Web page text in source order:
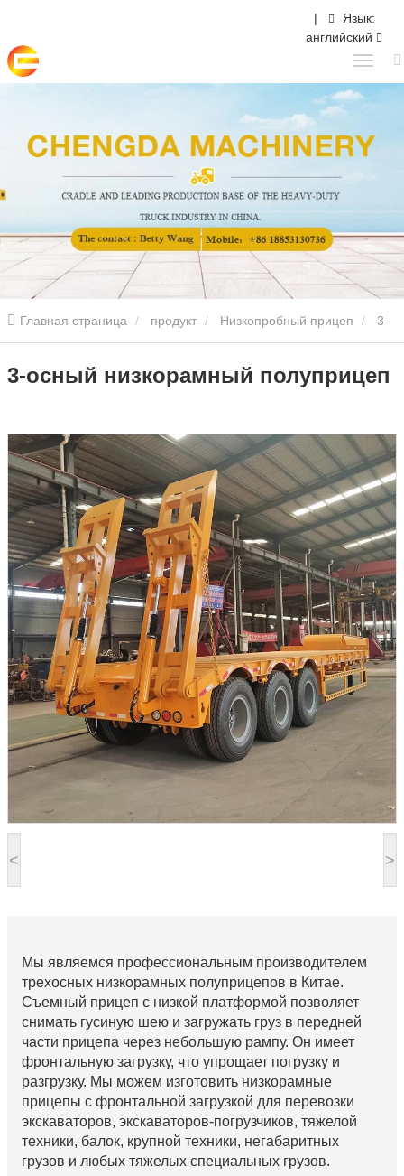
|
Язык:
английский
Главная страница продукт Низкопробный прицеп
осный низкорамный полуприцеп
< >
3-осный низкорамный полуприцеп
Мы являемся профессиональным производителем
трехосных низкорамных полуприцепов в Китае.
Съемный прицеп с низкой платформой позволяет
снимать гусиную шею и загружать груз в передней
части прицепа через небольшую рампу. Он имеет
фронтальную загрузку, что упрощает погрузку и
разгрузку. Мы можем изготовить низкорамные
прицепы с фронтальной загрузкой для перевозки
экскаваторов, экскаваторов-погрузчиков, тяжелой
техники, балок, крупной техники, негабаритных
грузов и любых тяжелых специальных грузов.